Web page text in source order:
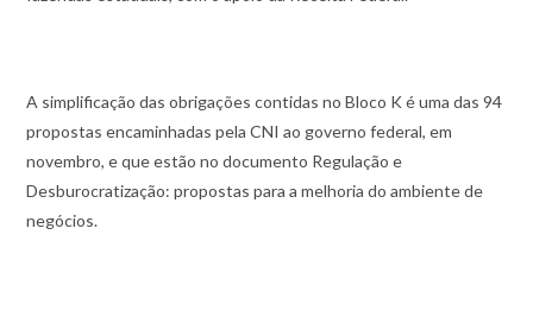
A simplificação das obrigações contidas no Bloco K é uma das 94
propostas encaminhadas pela CNI ao governo federal, em
novembro, e que estão no documento Regulação e
Desburocratização: propostas para a melhoria do ambiente de
negócios.